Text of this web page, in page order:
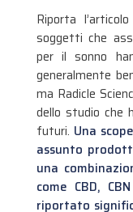
Riporta
soggetti che
per il sonno
generalmente
ma Radicle
dello studio che
futuri. Una
assunto
una
come CBD,
riportato